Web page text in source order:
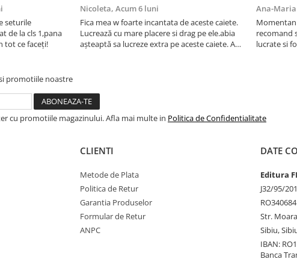
seturile
de la cls 1,pana
tot ce faceți!
Nicoleta, Acum 6 luni
Fica mea w foarte incantata de aceste caiete.
Lucrează cu mare placere si drag pe ele.abia
așteaptă sa lucreze extra pe aceste caiete. A
Ana-Maria
Momentan
recomand
lucrate si
promotiile noastre
cu promotiile magazinului. Afla mai multe in Politica de Confidentialitate
CLIENTI
Metode de Plata
Politica de Retur
Garantia Produselor
Formular de Retur
ANPC
DATE
Editura
J32/95/
Str.
Sibiu,
IBAN:
Banca